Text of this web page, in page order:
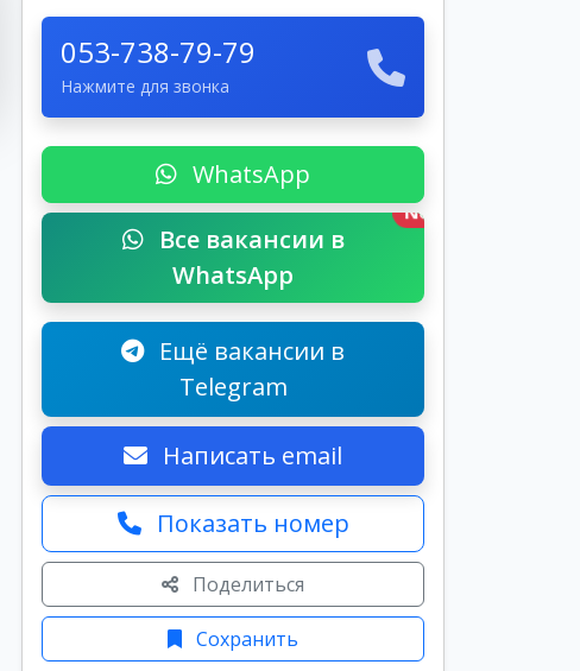
053-738-79-79
Нажмите для звонка
WhatsApp
Все вакансии в
WhatsApp
New
Ещё вакансии в
Telegram
Написать email
Показать номер
Поделиться
Сохранить